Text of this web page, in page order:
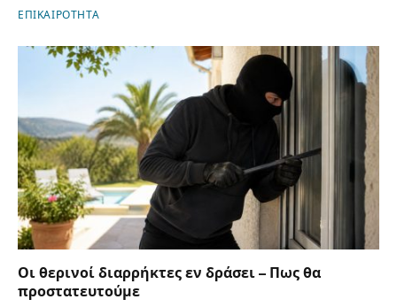
ΕΠΙΚΑΙΡΟΤΗΤΑ
Οι θερινοί διαρρήκτες εν δράσει – Πως θα
προστατευτούμε